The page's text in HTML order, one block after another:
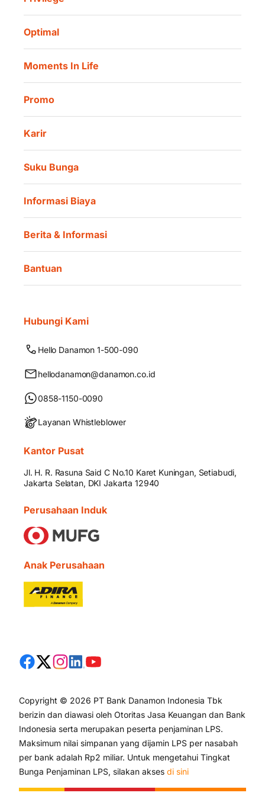
Danamon Cash Connect User Guidelines
Danamon Digital Onboarding
Danamon QR Merchant
Optimal
Moments In Life
Promo
Karir
Suku Bunga
Informasi Biaya
Berita & Informasi
Bantuan
Hubungi Kami
Hello Danamon 1-500-090
hellodanamon@danamon.co.id
0858-1150-0090
Layanan Whistleblower
Kantor Pusat
Jl. H. R. Rasuna Said C No.10 Karet Kuningan, Setiabudi,
Jakarta Selatan, DKI Jakarta 12940
Perusahaan Induk
Anak Perusahaan
Copyright © 2026 PT Bank Danamon Indonesia Tbk
berizin dan diawasi oleh Otoritas Jasa Keuangan dan Bank
Indonesia serta merupakan peserta penjaminan LPS.
Maksimum nilai simpanan yang dijamin LPS per nasabah
per bank adalah Rp2 miliar. Untuk mengetahui Tingkat
Bunga Penjaminan LPS, silakan akses di sini